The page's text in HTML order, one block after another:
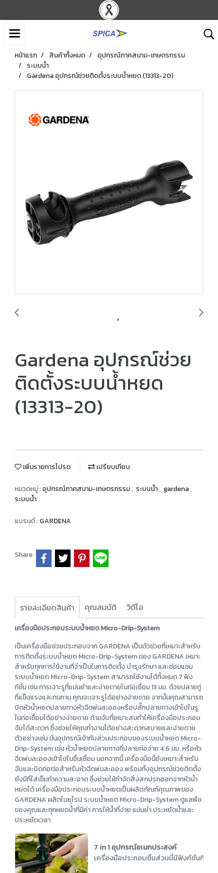
หน้าแรก สินค้าทั้งหมด
อุปกรณ์ภาคสนาม-เกษตรกรรม
ระบบน้ำ
Gardena อุปกรณ์ช่วยติดตั้งระบบน้ำหยด (13313-20)
Gardena อุปกรณ์ช่วย
ติดตั้งระบบน้ำหยด
(13313-20)
เพิ่มรายการโปรด เปรียบเทียบ
หมวดหมู่ :อุปกรณ์ภาคสนาม-เกษตรกรรม, ระบบน้ำ, gardena,
ระบบน้ำ
แบรนด์ :GARDENA
Share
รายละเอียดสินค้า คุณสมบัติ วิดีโอ
เครื่องมือประกอบระบบน้ำหยด Micro-Drip-System
เป็นเครื่องมือช่วยประกอบจาก GARDENA เป็นตัวช่วยที่เหมาะสำหรับ
การติดตั้งระบบน้ำหยด Micro-Drip-System ของ GARDENA เหมาะ
สำหรับทุกการใช้งานที่จำเป็นในการติดตั้ง บำรุงรักษา และซ่อมแซม
ระบบน้ำหยด Micro-Drip-System สามารถใช้งานได้ทั้งหมด 7 ฟัง
ก์ชั่น เช่น การเจาะรูที่แม่นยำและง่ายดายในท่อเชื่อม 13 มม. ด้วยปลายทู่
ที่แข็งแรงและทนทาน คุณจะเจาะรูได้อย่างง่ายดาย จากนั้นคุณสามารถ
บิดหัวน้ำหยดปลายทางหัวฉีดพ่นละอองหรือปลั๊กปลายทางเข้าไปในรู
ในท่อเชื่อมได้อย่างง่ายดาย ด้ามจับที่เหมาะสมทำให้เครื่องมือประกอบ
จับได้สะดวก ซึ่งช่วยให้คุณทำงานได้อย่างสะดวกสบายและง่ายดาย
ตัวอย่างเช่น ขันอุปกรณ์เข้ากับส่วนประกอบของระบบน้ำหยด Micro-
Drip-System เช่น หัวน้ำหยดปลายทางที่ปลายท่อจ่าย 4.6 มม. หรือหัว
ฉีดพ่นละอองเข้าไปในชิ้นเชื่อม นอกจากนี้ เครื่องมือนี้ยังเหมาะสำหรับ
จับและบิดท่อต่อสำหรับหัวฉีดพ่นละออง พร้อมทั้งอุปกรณ์ช่วยติดตั้ง
ยังมีที่ใส่เข็มทำความสะอาด ซึ่งช่วยให้กำจัดสิ่งสกปรกออกจากหัวน้ำ
หยดได้ เครื่องมือประกอบระบบน้ำหยดเป็นผลิตภัณฑ์คุณภาพของ
GARDENA ผลิตในยุโรป ระบบน้ำหยด Micro-Drip-System ดูแลพืช
ของคุณและทุกหยดน้ำที่มีค่า การให้น้ำที่ง่าย แม่นยำ ประหยัดน้ำและ
ประหยัดเวลา
7 in 1 อุปกรณ์อเนกประสงค์
เครื่องมือประกอบชิ้นส่วนนี้มีฟังก์ชั่นที่แต